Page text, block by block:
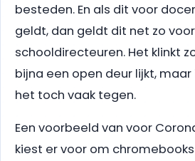
besteden. En als dit voor
geldt, dan geldt dit net zo
schooldirecteuren. Het klinkt
bijna een open deur lijkt,
het toch vaak tegen.
Een voorbeeld van voor
kiest er voor om